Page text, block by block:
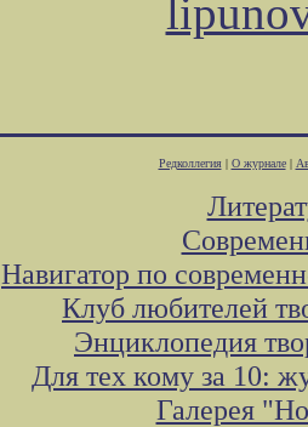
Редколлегия| О журнале|
Навигатор по
Клуб любителей
Энциклопедия
Для тех кому за 10:
Галерея